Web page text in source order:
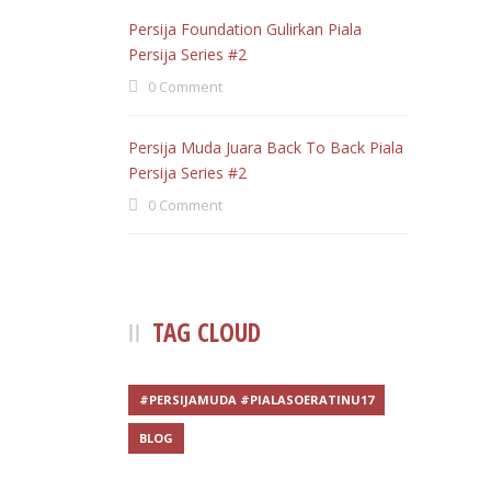
Persija Foundation Gulirkan Piala
Persija Series #2
0 Comment
Persija Muda Juara Back To Back Piala
Persija Series #2
0 Comment
TAG CLOUD
#PERSIJAMUDA #PIALASOERATINU17
BLOG